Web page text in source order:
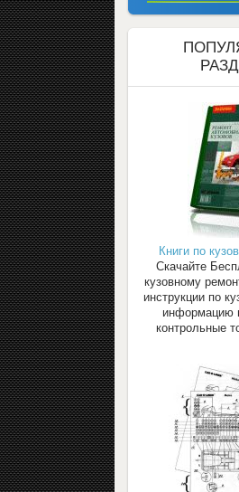
Книги по
Скачайте
кузовному
инструкции по
информацию
контрольные